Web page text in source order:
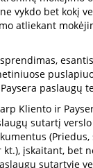
vykdo bet kokį
atliekant
paslaugų
Kliento ir
sutartį
kt.), įskaitant, bet
sutartyje